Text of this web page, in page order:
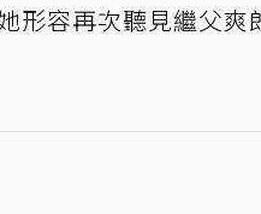
形容再次聽見繼父